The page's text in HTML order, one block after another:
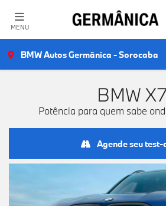
MENU
BMW Autos Germânica - Sorocaba
BMW
Potência para quem sabe
Agende seu